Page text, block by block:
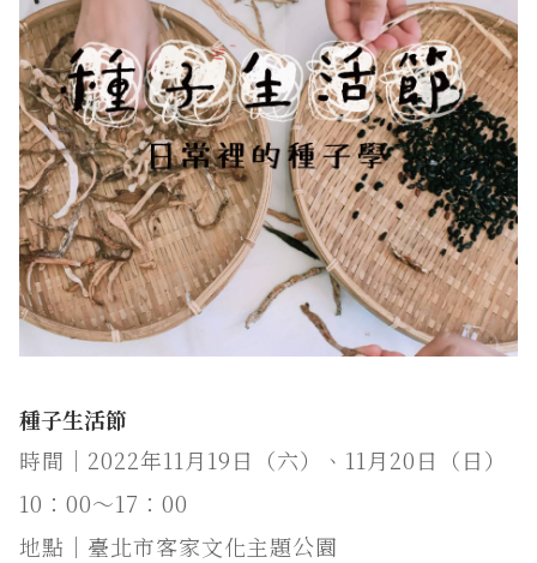
種子生活節
時間│2022年11月19日（六）、11月20日（日）
10：00～17：00
地點│臺北市客家文化主題公園